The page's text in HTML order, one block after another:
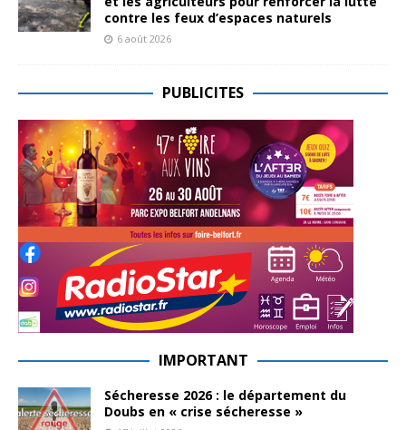
contre les feux d’espaces naturels
6 août 2026
PUBLICITES
IMPORTANT
Sécheresse 2026 : le département du
Doubs en « crise sécheresse »